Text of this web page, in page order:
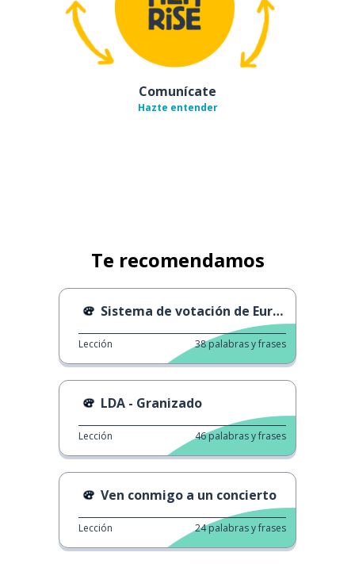
Comunícate
Hazte entender
Te recomendamos
Sistema de votación de Eurovisión
Lección 38palabras y frases
LDA - Granizado
Lección 46palabras y frases
Ven conmigo a un concierto
Lección 24palabras y frases